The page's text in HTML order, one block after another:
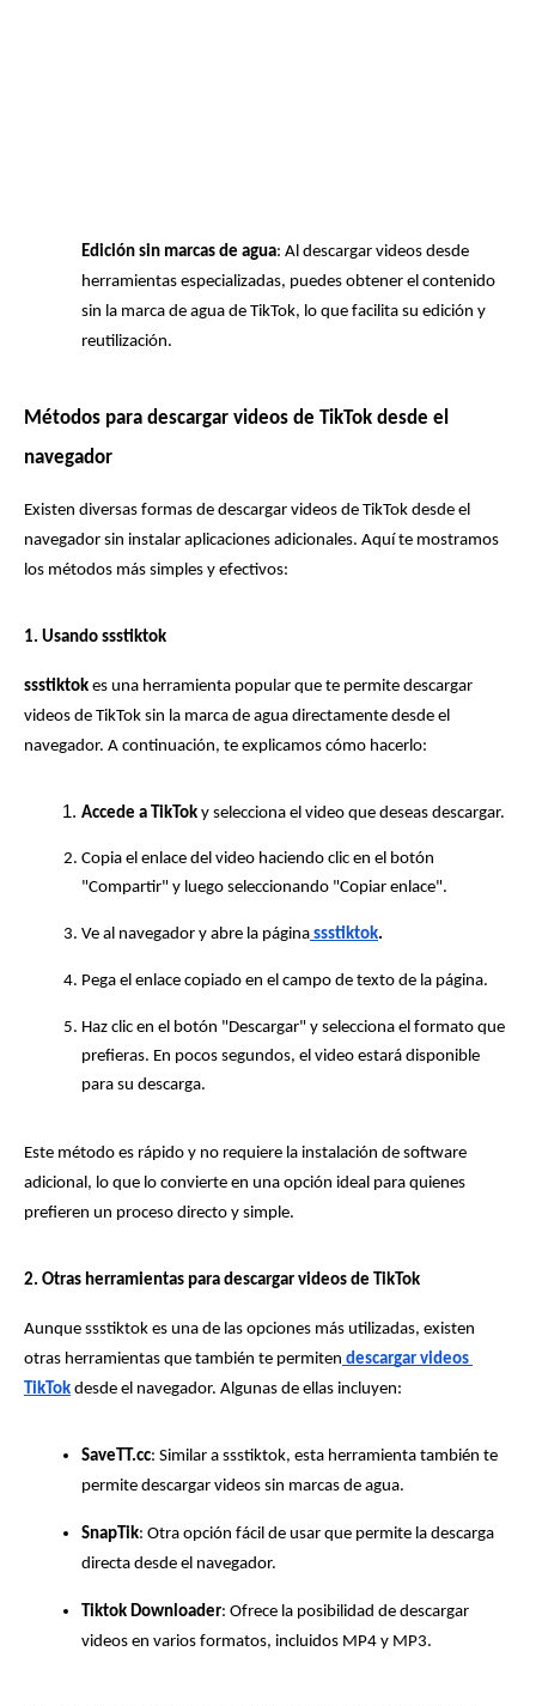
Edición sin marcas de agua: Al descargar videos desde
herramientas especializadas, puedes obtener el contenido
sin la marca de agua de TikTok, lo que facilita su edición y
reutilización.
Métodos para descargar videos de TikTok desde el
navegador
Existen diversas formas de descargar videos de TikTok desde el
navegador sin instalar aplicaciones adicionales. Aquí te mostramos
los métodos más simples y efectivos:
1. Usando ssstiktok
ssstiktok es una herramienta popular que te permite descargar
videos de TikTok sin la marca de agua directamente desde el
navegador. A continuación, te explicamos cómo hacerlo:
Accede a TikTok y selecciona el video que deseas descargar.
Copia el enlace del video haciendo clic en el botón
"Compartir" y luego seleccionando "Copiar enlace".
Ve al navegador y abre la página ssstiktok.
Pega el enlace copiado en el campo de texto de la página.
Haz clic en el botón "Descargar" y selecciona el formato que
prefieras. En pocos segundos, el video estará disponible
para su descarga.
Este método es rápido y no requiere la instalación de software
adicional, lo que lo convierte en una opción ideal para quienes
prefieren un proceso directo y simple.
2. Otras herramientas para descargar videos de TikTok
Aunque ssstiktok es una de las opciones más utilizadas, existen
otras herramientas que también te permiten descargar videos
TikTok desde el navegador. Algunas de ellas incluyen:
SaveTT.cc: Similar a ssstiktok, esta herramienta también te
permite descargar videos sin marcas de agua.
SnapTik: Otra opción fácil de usar que permite la descarga
directa desde el navegador.
Tiktok Downloader: Ofrece la posibilidad de descargar
videos en varios formatos, incluidos MP4 y MP3.